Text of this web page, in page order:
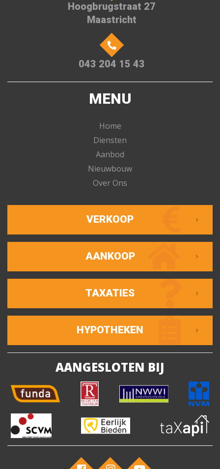
Hoogbrugstraat 27
Maastricht
043 204 15 43
MENU
Home
Diensten
Aanbod
Nieuwbouw
Over Ons
VERKOOP
AANKOOP
TAXATIES
HYPOTHEKEN
AANGESLOTEN BIJ